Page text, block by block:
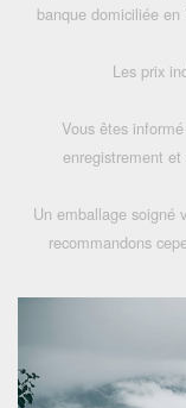
banque domiciliée
Les prix
Vous êtes
enregistrement et
Un emballage soigné
recommandons